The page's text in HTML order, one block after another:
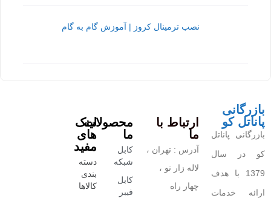
نصب ترمینال کروز | آموزش گام به گام
بازرگانی
پاناتل کو
بازرگانی پاناتل
کو در سال
1379 با هدف
ارائه خدمات
ارتباط با
ما
آدرس : تهران ،
لاله زار نو ،
چهار راه
محصولات
ما
کابل
شبکه
کابل
فیبر
لینک
های
مفید
دسته
بندی
کالاها